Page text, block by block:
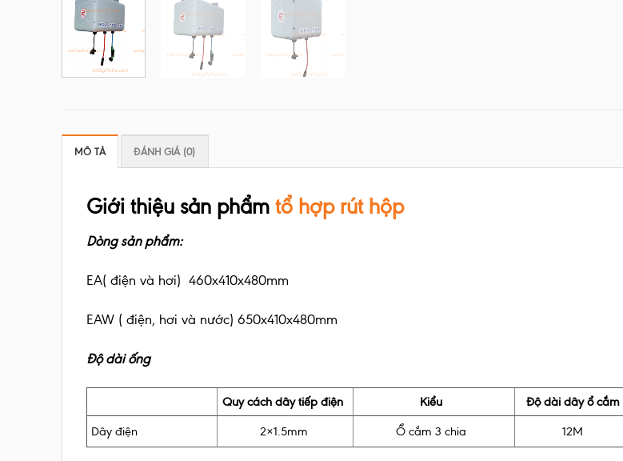
MÔ TẢ ĐÁNH GIÁ (0)
Giới thiệu sản phẩm tổ hợp rút hộp
Dòng sản phẩm:
EA( điện và hơi) 460x410x480mm
EAW ( điện, hơi và nước) 650x410x480mm
Độ dài ống
Quy cách dây tiếp điện Kiểu Độ dài dây ổ cắm
Dây điện 2×1.5mm Ổ cắm 3 chia 12M